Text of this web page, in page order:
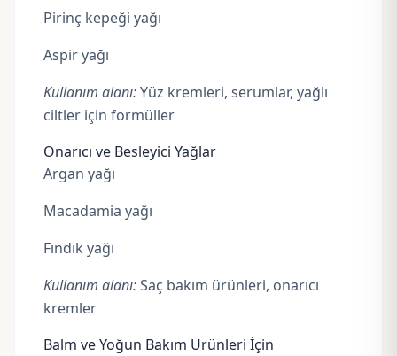
Pirinç kepeği yağı
Aspir yağı
Kullanım alanı:Yüz kremleri, serumlar, yağlı
ciltler için formüller
Onarıcı ve Besleyici Yağlar
Argan yağı
Macadamia yağı
Fındık yağı
Kullanım alanı:Saç bakım ürünleri, onarıcı
kremler
Balm ve Yoğun Bakım Ürünleri İçin